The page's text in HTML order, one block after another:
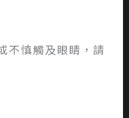
不慎觸及眼睛，請